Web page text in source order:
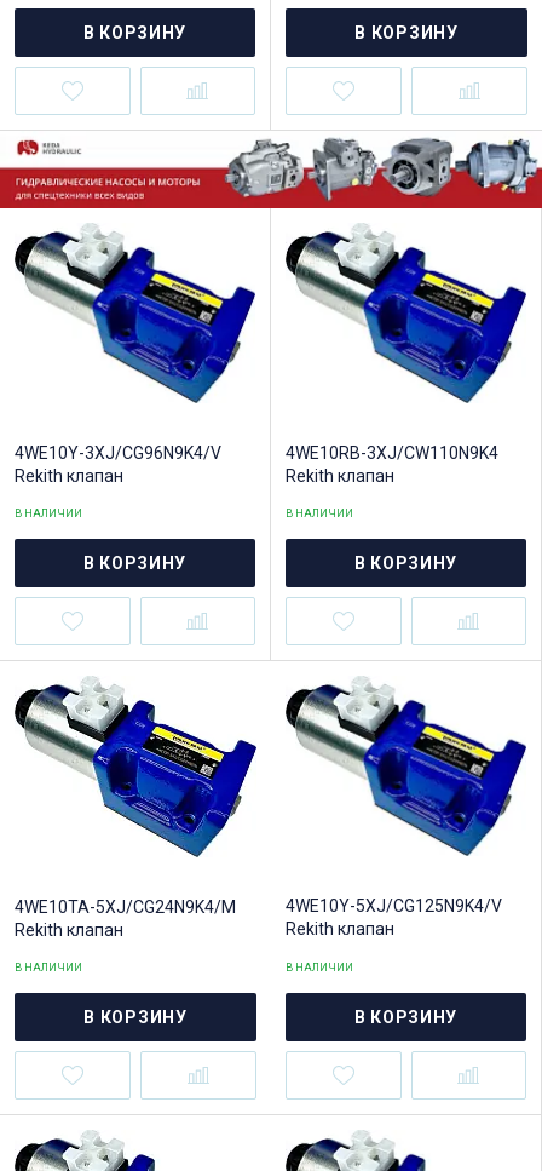
В КОРЗИНУ В КОРЗИНУ
4WE10Y-3XJ/CG96N9K4/V
Rekith клапан
В НАЛИЧИИ
В КОРЗИНУ
4WE10RB-3XJ/CW110N9K4
Rekith клапан
В НАЛИЧИИ
В КОРЗИНУ
4WE10TA-5XJ/CG24N9K4/M
Rekith клапан
В НАЛИЧИИ
В КОРЗИНУ
4WE10Y-5XJ/CG125N9K4/V
Rekith клапан
В НАЛИЧИИ
В КОРЗИНУ